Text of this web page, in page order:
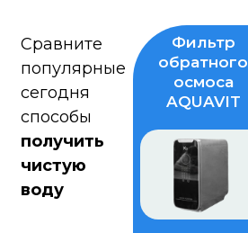
Сравните
популярные
сегодня
способы
получить
чистую
воду
Фильтр
обратного
осмоса
AQUAVIT